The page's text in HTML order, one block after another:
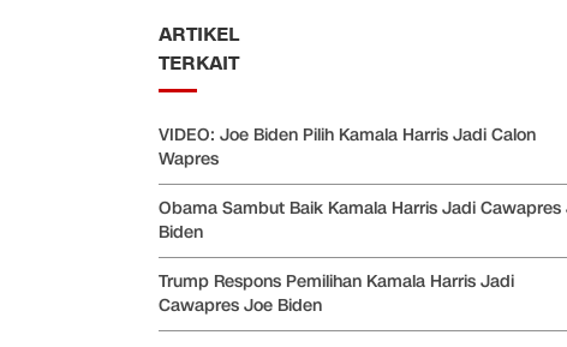
ARTIKEL
TERKAIT
VIDEO: Joe Biden Pilih Kamala Harris Jadi Calon
Wapres
Obama Sambut Baik Kamala Harris Jadi Cawapres
Biden
Trump Respons Pemilihan Kamala Harris Jadi
Cawapres Joe Biden